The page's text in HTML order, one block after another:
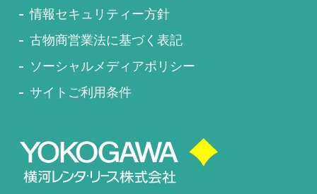
情報セキュリティー方針
古物商営業法に基づく表記
ソーシャルメディアポリシー
サイトご利用条件